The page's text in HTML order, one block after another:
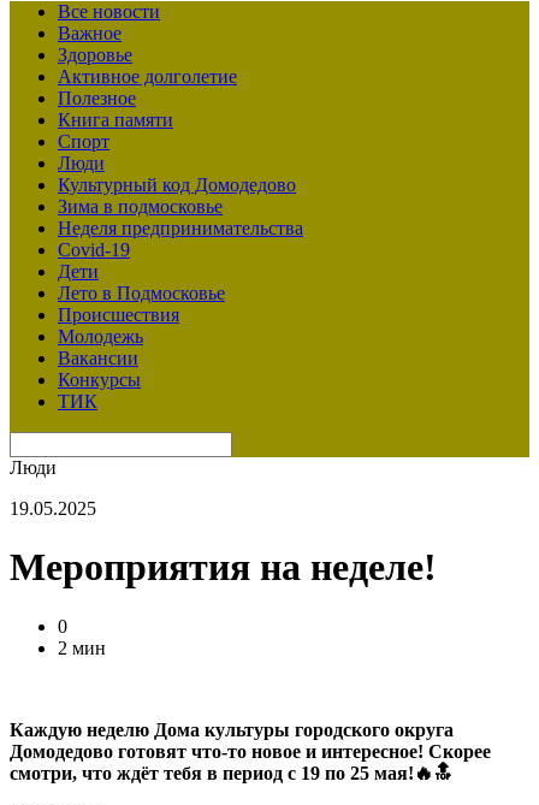
Все новости
Важное
Здоровье
Активное долголетие
Полезное
Книга памяти
Спорт
Люди
Культурный код Домодедово
Зима в подмосковье
Неделя предпринимательства
Covid-19
Дети
Лето в Подмосковье
Происшествия
Молодежь
Вакансии
Конкурсы
ТИК
Люди
19.05.2025
Мероприятия на неделе!
0
2 мин
Каждую неделю Дома культуры городского округа
Домодедово готовят что-то новое и интересное! Скорее
смотри, что ждёт тебя в период с 19 по 25 мая!🔥🔝